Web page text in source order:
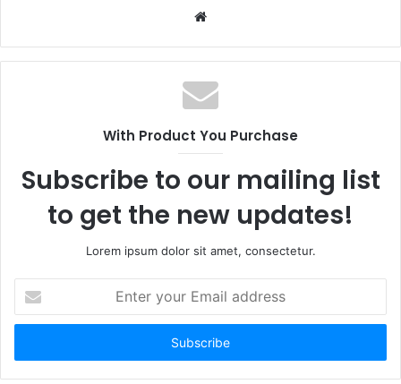
Website
With Product You Purchase
Subscribe to our mailing list
to get the new updates!
Lorem ipsum dolor sit amet, consectetur.
your
Email